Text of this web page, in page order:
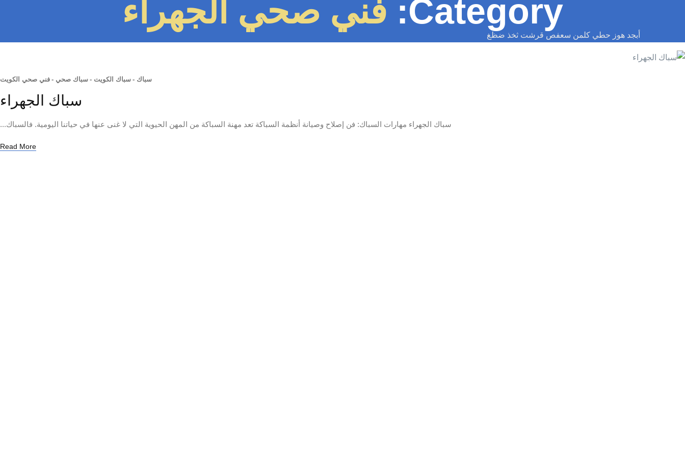
Category: فني صحي الجهراء
أبجد هوز حطي كلمن سعفص قرشت ثخذ ضظغ
سباك - سباك الكويت - سباك صحي - فني صحي الكويت
سباك الجهراء
سباك الجهراء مهارات السباك: فن إصلاح وصيانة أنظمة السباكة تعد مهنة السباكة من المهن الحيوية التي لا غنى عنها في حياتنا اليومية. فالسباك...
Read More